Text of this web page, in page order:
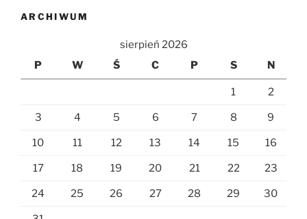
ARCHIWUM
sierpień 2026
P
W Ś C P S N
1 2
3 4 5 6 7 8 9
10 11 12 13 14 15 16
17 18 19 20 21 22 23
24 25 26 27 28 29 30